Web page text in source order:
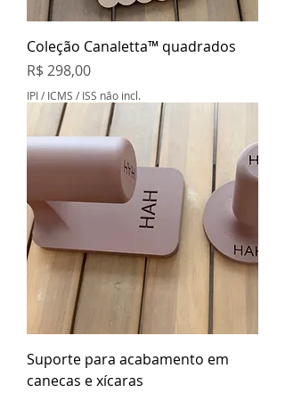
Coleção Canaletta™ quadrados
Preço
R$ 298,00
IPI / ICMS / ISS não incl.
Suporte para acabamento em
canecas e xícaras